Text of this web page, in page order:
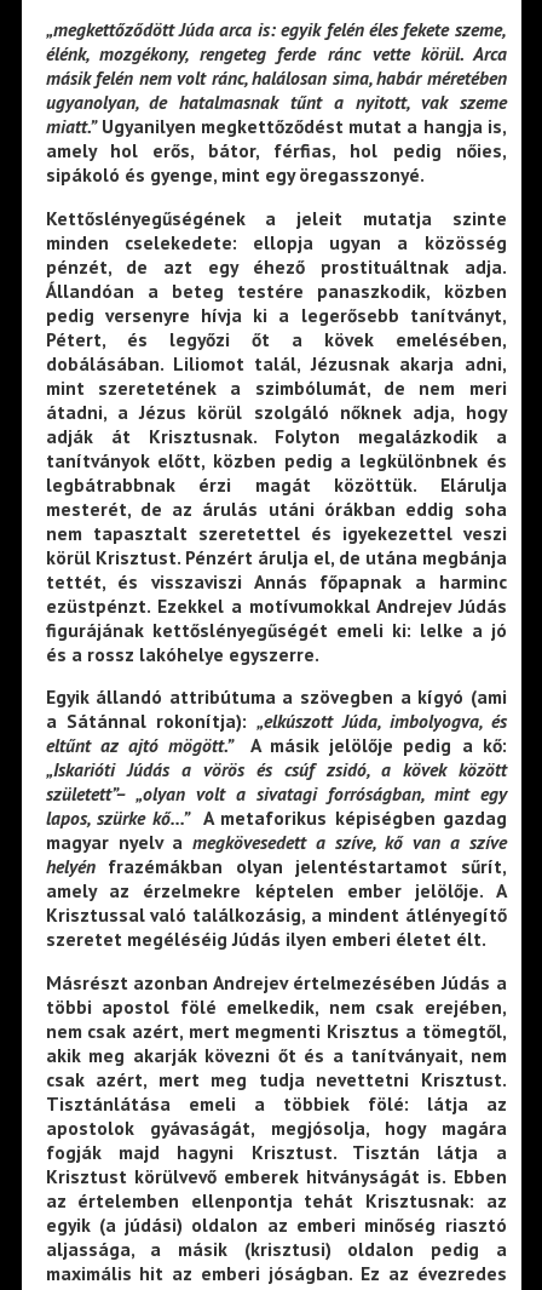
„megkettőződött Júda arca is: egyik felén éles fekete szeme,
élénk, mozgékony, rengeteg ferde ránc vette körül. Arca
másik felén nem volt ránc, halálosan sima, habár méretében
ugyanolyan, de hatalmasnak tűnt a nyitott, vak szeme
miatt.”Ugyanilyen megkettőződést mutat a hangja is,
amely hol erős, bátor, férfias, hol pedig nőies,
sipákoló és gyenge, mint egy öregasszonyé.
Kettőslényegűségének a jeleit mutatja szinte
minden cselekedete: ellopja ugyan a közösség
pénzét, de azt egy éhező prostituáltnak adja.
Állandóan a beteg testére panaszkodik, közben
pedig versenyre hívja ki a legerősebb tanítványt,
Pétert, és legyőzi őt a kövek emelésében,
dobálásában. Liliomot talál, Jézusnak akarja adni,
mint szeretetének a szimbólumát, de nem meri
átadni, a Jézus körül szolgáló nőknek adja, hogy
adják át Krisztusnak. Folyton megalázkodik a
tanítványok előtt, közben pedig a legkülönbnek és
legbátrabbnak érzi magát közöttük. Elárulja
mesterét, de az árulás utáni órákban eddig soha
nem tapasztalt szeretettel és igyekezettel veszi
körül Krisztust. Pénzért árulja el, de utána megbánja
tettét, és visszaviszi Annás főpapnak a harminc
ezüstpénzt. Ezekkel a motívumokkal Andrejev Júdás
figurájának kettőslényegűségét emeli ki: lelke a jó
és a rossz lakóhelye egyszerre.
Egyik állandó attribútuma a szövegben a kígyó (ami
a Sátánnal rokonítja): „elkúszott Júda, imbolyogva, és
eltűnt az ajtó mögött.”
A másik jelölője pedig a kő:
„IskariótiJúdás a vörös és csúf zsidó, a kövek között
született”– „olyan volt a sivatagi forróságban, mint egy
lapos, szürke kő…”A metaforikus képiségben gazdag
magyar nyelv a megkövesedett a szíve, kő van a szíve
helyén frazémákban olyan jelentéstartamot sűrít,
amely az érzelmekre képtelen ember jelölője. A
Krisztussal való találkozásig, a mindent átlényegítő
szeretet megéléséig Júdás ilyen emberi életet élt.
Másrészt azonban Andrejev értelmezésében Júdás a
többi apostol fölé emelkedik, nem csak erejében,
nem csak azért, mert megmenti Krisztus a tömegtől,
akik meg akarják kövezni őt és a tanítványait, nem
csak azért, mert meg tudja nevettetni Krisztust.
Tisztánlátása emeli a többiek fölé: látja az
apostolok gyávaságát, megjósolja, hogy magára
fogják majd hagyni Krisztust. Tisztán látja a
Krisztust körülvevő emberek hitványságát is. Ebben
az értelemben ellenpontja tehát Krisztusnak: az
egyik (a júdási) oldalon az emberi minőség riasztó
aljassága, a másik (krisztusi) oldalon pedig a
maximális hit az emberi jóságban. Ez az évezredes